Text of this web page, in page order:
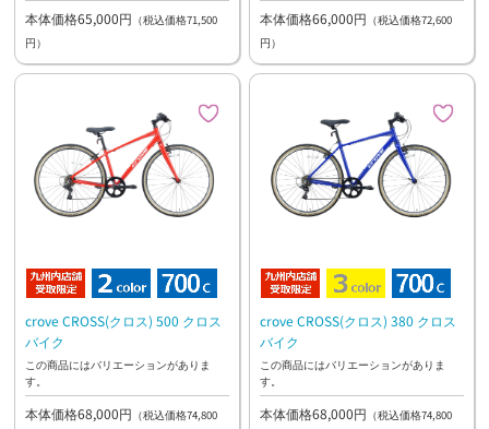
本体価格65,000円 （税込価格71,500
円）
本体価格66,000円 （税込価格72,600
円）
crove CROSS(クロス) 500 クロス
バイク
この商品にはバリエーションがありま
す。
本体価格68,000円 （税込価格74,800
crove CROSS(クロス) 380 クロス
バイク
この商品にはバリエーションがありま
す。
本体価格68,000円 （税込価格74,800